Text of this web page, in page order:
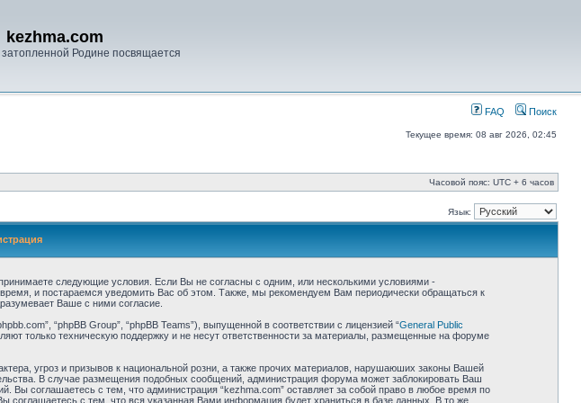
kezhma.com
Родине посвящается
FAQ Поиск
Текущее время: 08 авг 2026, 02:45
Часовой пояс: UTC + 6 часов
Язык:
следующие условия. Если Вы не согласны с одним, или несколькими условиями -
и постараемся уведомить Вас об этом. Также, мы рекомендуем Вам периодически обращаться к
Ваше с ними согласие.
“phpBB Group”, “phpBB Teams”), выпущенной в соответствии с лицензией “General Public
только техническую поддержку и не несут ответственности за материалы, размещенные на форуме
угроз и призывов к национальной розни, а также прочих материалов, нарушаюших законы Вашей
В случае размещения подобных сообщений, администрация форума может заблокировать Ваш
Вы соглашаетесь с тем, что администрация “kezhma.com” оставляет за собой право в любое время по
с тем, что вся указанная Вами информация будет храниться в базе данных. В то же